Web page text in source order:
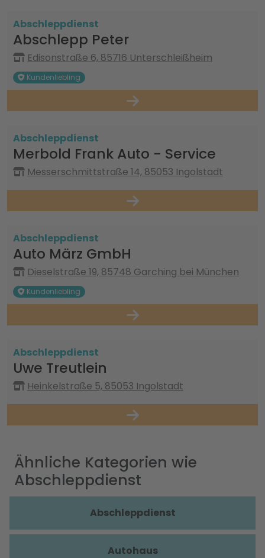
Abschleppdienst
Abschlepp Peter
Edisonstraße 6, 85716 Unterschleißheim
Kundenliebling
Abschleppdienst
Merbold Frank Auto - Service
Messerschmittstraße 14, 85053 Ingolstadt
Abschleppdienst
Auto März GmbH
Dieselstraße 19, 85748 Garching bei München
Kundenliebling
Abschleppdienst
Uwe Treutlein
Heinkelstraße 5, 85053 Ingolstadt
Ähnliche Kategorien wie
Abschleppdienst
Abschleppdienst
Autohaus